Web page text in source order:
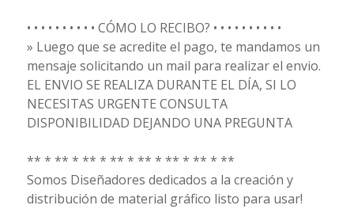
• • • • • • • • • • CÓMO LO RECIBO? • • • • • • • • • •
» Luego que se acredite el pago, te mandamos un
mensaje solicitando un mail para realizar el envio.
EL ENVIO SE REALIZA DURANTE EL DÍA, SI LO
NECESITAS URGENTE CONSULTA
DISPONIBILIDAD DEJANDO UNA PREGUNTA
** * ** * ** * ** * ** * ** * ** * **
Somos Diseñadores dedicados a la creación y
distribución de material gráfico listo para usar!